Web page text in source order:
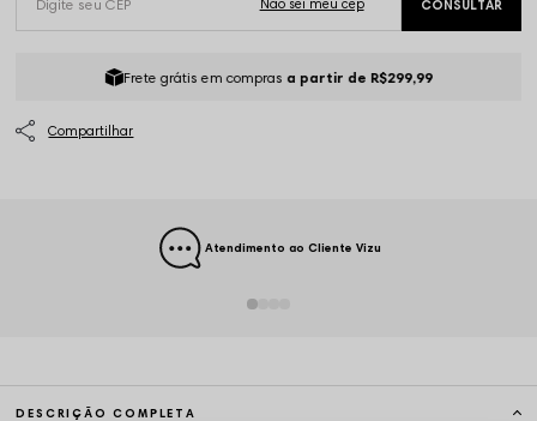
Frete grátis em compras a partir de R$299,99
Atendimento ao Cliente Vizu
DESCRIÇÃO COMPLETA